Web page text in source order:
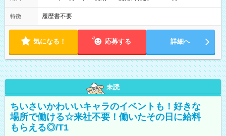
特徴 履歴書不要
気になる！ 応募する 詳細へ
未読
ちいさいかわいいキャラのイベントも！好きな
場所で働ける☆来社不要！働いたその日に給料
もらえる◎/T1